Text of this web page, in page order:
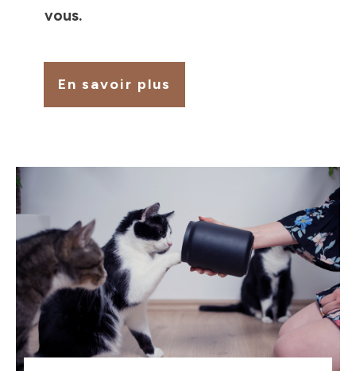
vous.
En savoir plus